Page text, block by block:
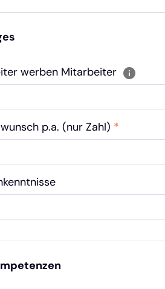
werben Mitarbeiter
p.a. (nur Zahl) *